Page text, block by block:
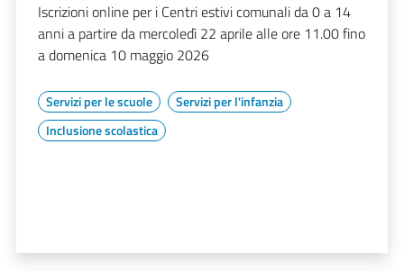
Iscrizioni online per i Centri estivi comunali da 0 a 14
anni a partire da mercoledì 22 aprile alle ore 11.00 fino
a domenica 10 maggio 2026
Servizi per le scuole
Servizi per l'infanzia
Inclusione scolastica